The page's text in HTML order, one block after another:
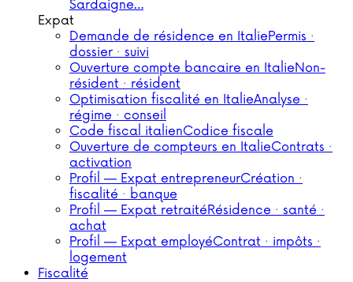
Sardaigne…
Expat
Demande de résidence en ItaliePermis ·
dossier · suivi
Ouverture compte bancaire en ItalieNon-
résident · résident
Optimisation fiscalité en ItalieAnalyse ·
régime · conseil
Code fiscal italienCodice fiscale
Ouverture de compteurs en ItalieContrats ·
activation
Profil — Expat entrepreneurCréation ·
fiscalité · banque
Profil — Expat retraitéRésidence · santé ·
achat
Profil — Expat employéContrat · impôts ·
logement
Fiscalité